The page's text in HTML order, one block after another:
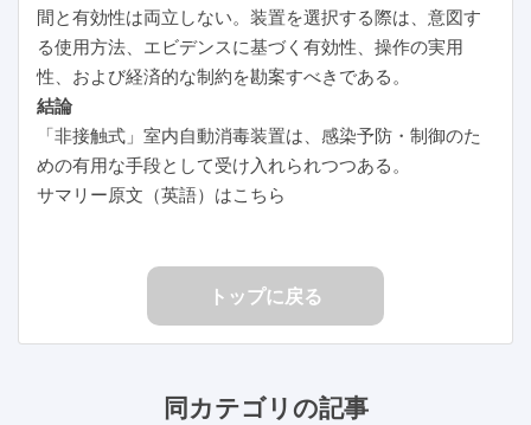
間と有効性は両立しない。装置を選択する際は、意図す
る使用方法、エビデンスに基づく有効性、操作の実用
性、および経済的な制約を勘案すべきである。
結論
「非接触式」室内自動消毒装置は、感染予防・制御のた
めの有用な手段として受け入れられつつある。
サマリー原文（英語）はこちら
トップに戻る
同カテゴリの記事